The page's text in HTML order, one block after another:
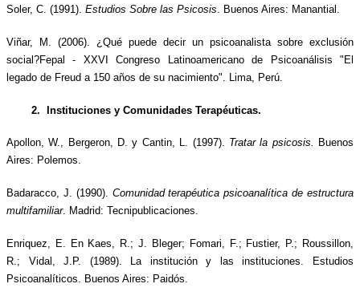
Soler, C. (1991). Estudios Sobre las Psicosis. Buenos Aires: Manantial.
Viñar, M. (2006). ¿Qué puede decir un psicoanalista sobre exclusión
social?Fepal - XXVI Congreso Latinoamericano de Psicoanálisis "El
legado de Freud a 150 años de su nacimiento". Lima, Perú.
2.  Instituciones y Comunidades Terapéuticas.
Apollon, W., Bergeron, D. y Cantin, L. (1997). Tratar la psicosis. Buenos
Aires: Polemos.
Badaracco, J. (1990). Comunidad terapéutica psicoanalítica de estructura
multifamiliar. Madrid: Tecnipublicaciones.
Enriquez, E. En Kaes, R.; J. Bleger; Fomari, F.; Fustier, P.; Roussillon,
R.; Vidal, J.P. (1989). La institución y las instituciones. Estudios
Psicoanalíticos. Buenos Aires: Paidós.